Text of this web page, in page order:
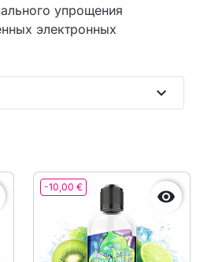
упрощения
электронных
expand_more
-10,00 € 